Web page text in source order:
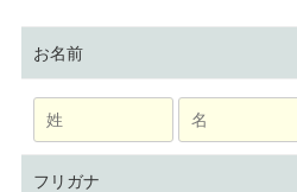
お名前
フリガナ